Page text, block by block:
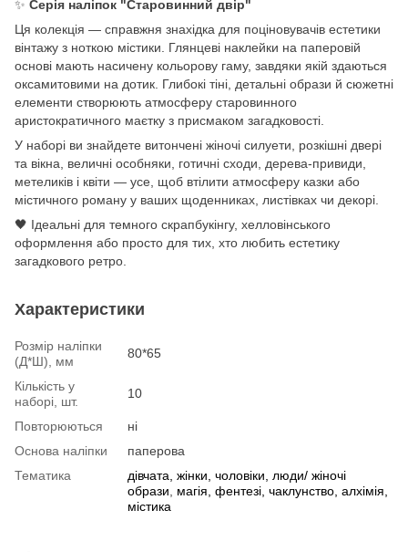
✨ Серія наліпок "Старовинний двір"
Ця колекція — справжня знахідка для поціновувачів естетики
вінтажу з ноткою містики. Глянцеві наклейки на паперовій
основі мають насичену кольорову гаму, завдяки якій здаються
оксамитовими на дотик. Глибокі тіні, детальні образи й сюжетні
елементи створюють атмосферу старовинного
аристократичного маєтку з присмаком загадковості.
У наборі ви знайдете витончені жіночі силуети, розкішні двері
та вікна, величні особняки, готичні сходи, дерева-привиди,
метеликів і квіти — усе, щоб втілити атмосферу казки або
містичного роману у ваших щоденниках, листівках чи декорі.
🖤 Ідеальні для темного скрапбукінгу, хелловінського
оформлення або просто для тих, хто любить естетику
загадкового ретро.
Характеристики
Розмір наліпки
(Д*Ш), мм
80*65
Кількість у
наборі, шт.
10
Повторюються
ні
Основа наліпки
паперова
Тематика
дівчата, жінки, чоловіки, люди/ жіночі
образи
магія, фентезі, чаклунство, алхімія,
містика